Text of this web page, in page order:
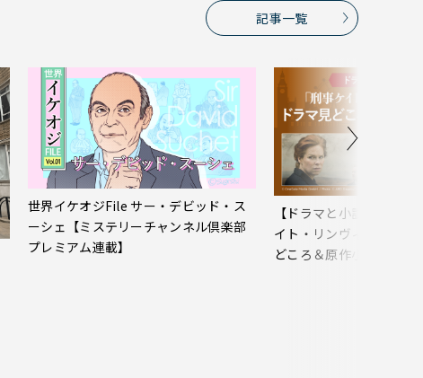
世界イケオジFile サー・デビッド・ス
ーシェ【ミステリーチャンネル倶楽部
プレミアム連載】
【ドラマと小説で楽しむ
イト・リンヴィルの事件
どころ＆原作小説おすす
記事一覧